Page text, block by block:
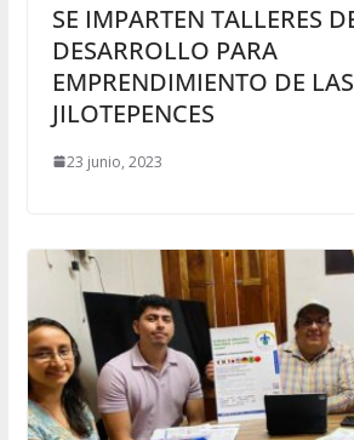
SE IMPARTEN TALLERES
DESARROLLO PARA
EMPRENDIMIENTO DE LAS
JILOTEPENCES
23 junio, 2023